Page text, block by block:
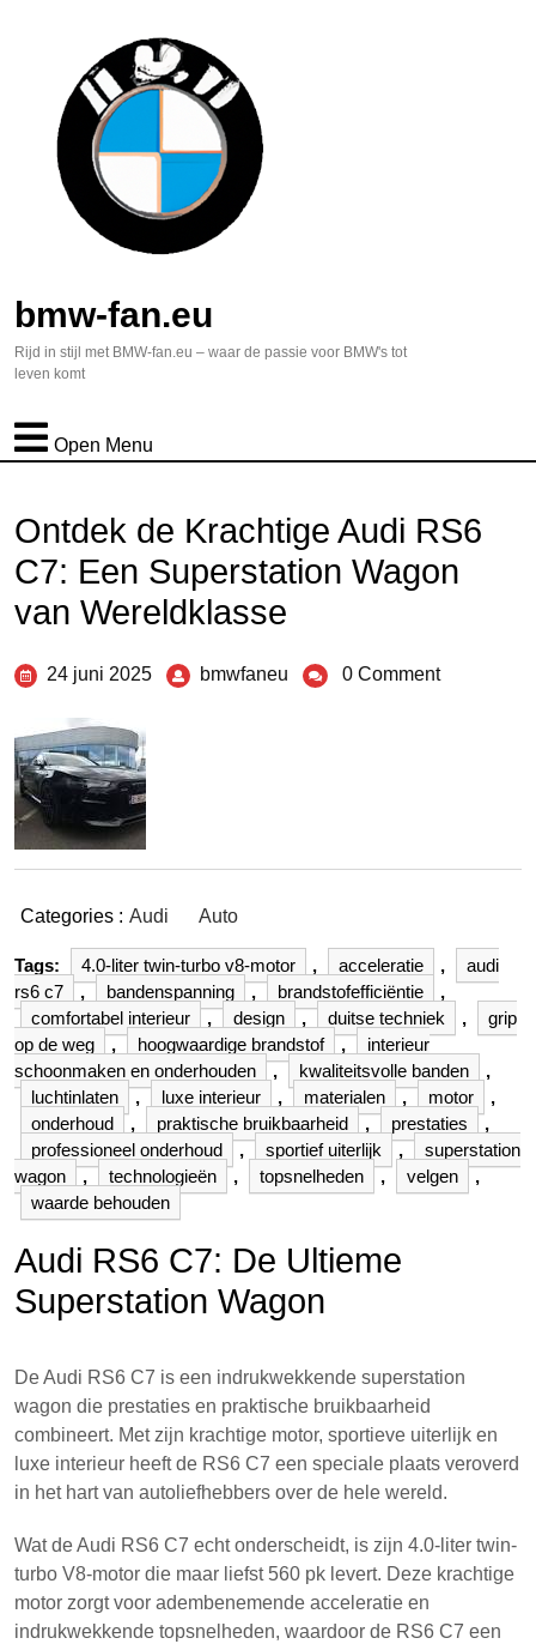
bmw-fan.eu
Rijd in stijl met BMW-fan.eu – waar de passie voor BMW's tot
leven komt
Open Menu
Ontdek de Krachtige Audi RS6
C7: Een Superstation Wagon
van Wereldklasse
24 juni 2025 bmwfaneu 0 Comment
Categories : Audi Auto
Tags: 4.0-liter twin-turbo v8-motor , acceleratie ,
audi
rs6 c7
, bandenspanning , brandstofefficiëntie
,
comfortabel interieur
, design , duitse techniek ,
grip
op de weg
, hoogwaardige brandstof ,
interieur
schoonmaken en onderhouden
, kwaliteitsvolle banden
,
luchtinlaten
, luxe interieur , materialen , motor
,
onderhoud
, praktische bruikbaarheid , prestaties
,
professioneel onderhoud
, sportief uiterlijk ,
superstation
wagon
, technologieën , topsnelheden , velgen
,
waarde behouden
Audi RS6 C7: De Ultieme
Superstation Wagon
De Audi RS6 C7 is een indrukwekkende superstation
wagon die prestaties en praktische bruikbaarheid
combineert. Met zijn krachtige motor, sportieve uiterlijk en
luxe interieur heeft de RS6 C7 een speciale plaats veroverd
in het hart van autoliefhebbers over de hele wereld.
Wat de Audi RS6 C7 echt onderscheidt, is zijn 4.0-liter twin-
turbo V8-motor die maar liefst 560 pk levert. Deze krachtige
motor zorgt voor adembenemende acceleratie en
indrukwekkende topsnelheden, waardoor de RS6 C7 een